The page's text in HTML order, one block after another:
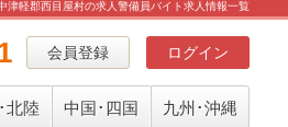
津軽郡西目屋村の求人警備員バイト求人情報一覧
会員登録 ログイン
北陸 中国･四国 九州･沖縄